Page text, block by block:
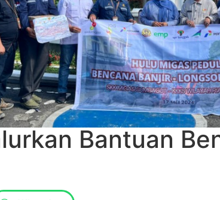
Bantuan